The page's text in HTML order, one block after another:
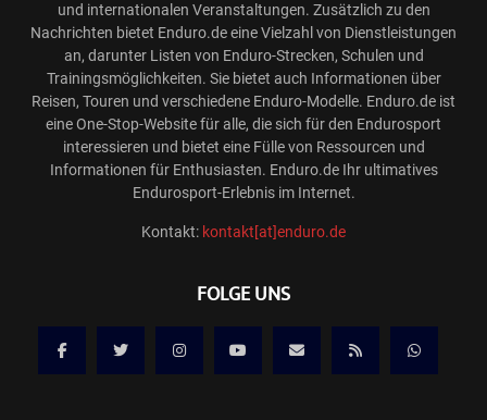
und internationalen Veranstaltungen. Zusätzlich zu den
Nachrichten bietet Enduro.de eine Vielzahl von Dienstleistungen
an, darunter Listen von Enduro-Strecken, Schulen und
Trainingsmöglichkeiten. Sie bietet auch Informationen über
Reisen, Touren und verschiedene Enduro-Modelle. Enduro.de ist
eine One-Stop-Website für alle, die sich für den Endurosport
interessieren und bietet eine Fülle von Ressourcen und
Informationen für Enthusiasten. Enduro.de Ihr ultimatives
Endurosport-Erlebnis im Internet.
Kontakt: kontakt[at]enduro.de
FOLGE UNS